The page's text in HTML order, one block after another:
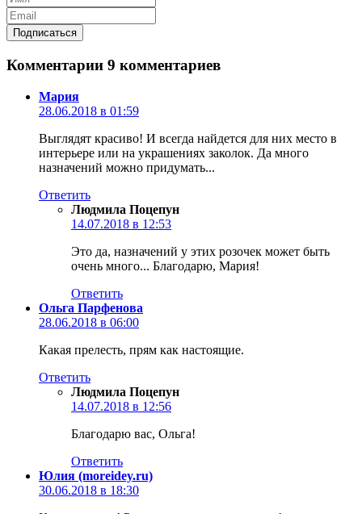
Комментарии 9 комментариев
Мария
28.06.2018 в 01:59
Выглядят красиво! И всегда найдется для них место в
интерьере или на украшениях заколок. Да много
назначений можно придумать...
Ответить
Людмила Поцепун
14.07.2018 в 12:53
Это да, назначений у этих розочек может быть
очень много... Благодарю, Мария!
Ответить
Ольга Парфенова
28.06.2018 в 06:00
Какая прелесть, прям как настоящие.
Ответить
Людмила Поцепун
14.07.2018 в 12:56
Благодарю вас, Ольга!
Ответить
Юлия (moreidey.ru)
30.06.2018 в 18:30